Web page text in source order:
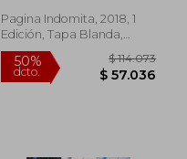
Pagina Indomita, 2018, 1
Edición, Tapa Blanda,
Nuevo